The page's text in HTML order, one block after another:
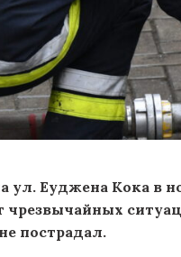
Еуджена Кока в
пострадал.